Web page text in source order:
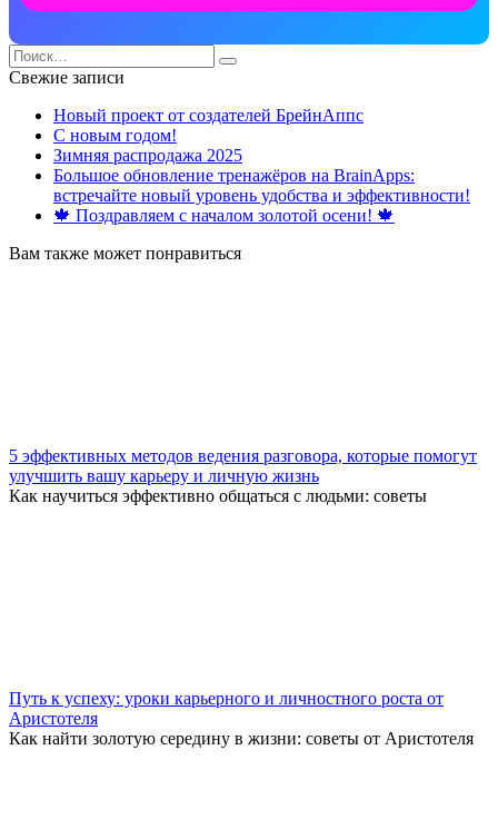
Search
for:
Свежие записи
Новый проект от создателей БрейнАппс
С новым годом!
Зимняя распродажа 2025
Большое обновление тренажёров на BrainApps:
встречайте новый уровень удобства и эффективности!
🍁 Поздравляем с началом золотой осени! 🍁
Вам также может понравиться
5 эффективных методов ведения разговора, которые помогут
улучшить вашу карьеру и личную жизнь
Как научиться эффективно общаться с людьми: советы
Путь к успеху: уроки карьерного и личностного роста от
Аристотеля
Как найти золотую середину в жизни: советы от Аристотеля